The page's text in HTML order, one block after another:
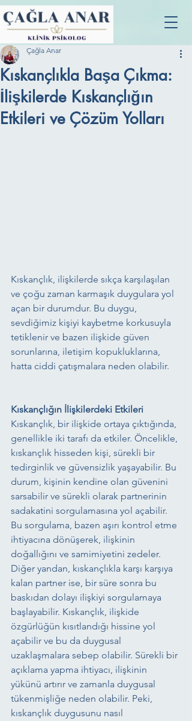
Kıskançlıkla Başa Çıkma:
İlişkilerde Kıskançlığın
Etkileri ve Çözüm Yolları
Çağla Anar
Kıskançlık, ilişkilerde sıkça karşılaşılan
ve çoğu zaman karmaşık duygulara yol
açan bir durumdur. Bu duygu,
sevdiğimiz kişiyi kaybetme korkusuyla
tetiklenir ve bazen ilişkide güven
sorunlarına, iletişim kopukluklarına,
hatta ciddi çatışmalara neden olabilir.
Kıskançlığın İlişkilerdeki Etkileri
Kıskançlık, bir ilişkide ortaya çıktığında,
genellikle iki tarafı da etkiler. Öncelikle,
kıskançlık hisseden kişi, sürekli bir
tedirginlik ve güvensizlik yaşayabilir. Bu
durum, kişinin kendine olan güvenini
sarsabilir ve sürekli olarak partnerinin
sadakatini sorgulamasına yol açabilir.
Bu sorgulama, bazen aşırı kontrol etme
ihtiyacına dönüşerek, ilişkinin
doğallığını ve samimiyetini zedeler.
Diğer yandan, kıskançlıkla karşı karşıya
kalan partner ise, bir süre sonra bu
baskıdan dolayı ilişkiyi sorgulamaya
başlayabilir. Kıskançlık, ilişkide
özgürlüğün kısıtlandığı hissine yol
açabilir ve bu da duygusal
uzaklaşmalara sebep olabilir. Sürekli bir
açıklama yapma ihtiyacı, ilişkinin
yükünü artırır ve zamanla duygusal
tükenmişliğe neden olabilir. Peki,
kıskançlık duygusunu nasıl